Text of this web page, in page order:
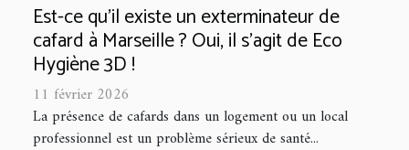
Est-ce qu’il existe un exterminateur de
cafard à Marseille ? Oui, il s'agit de Eco
Hygiène 3D !
11 février 2026
La présence de cafards dans un logement ou un local
professionnel est un problème sérieux de santé...